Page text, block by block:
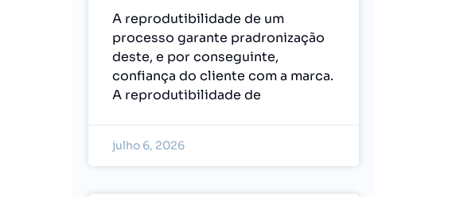
A reprodutibilidade de um
processo garante pradronização
deste, e por conseguinte,
confiança do cliente com a marca.
A reprodutibilidade de
julho 6, 2026